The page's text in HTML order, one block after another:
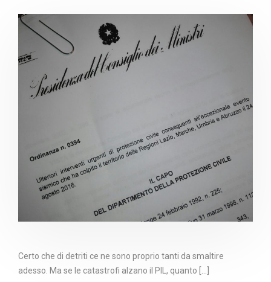
Certo che di detriti ce ne sono proprio tanti da smaltire
adesso. Ma se le catastrofi alzano il PIL, quanto [...]